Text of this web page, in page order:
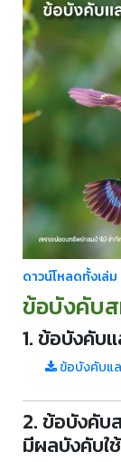
ดาวน์โหลดทั้งเล่ม
ข้อบังคับ
1. ข้อบังคับ
ข้อบังคับแ
2. ข้อบังคับ
มีผลบังคับใ